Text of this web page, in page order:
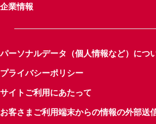
企業情報
パーソナルデータ（個人情報など）につ
プライバシーポリシー
サイトご利用にあたって
お客さまご利用端末からの情報の外部送